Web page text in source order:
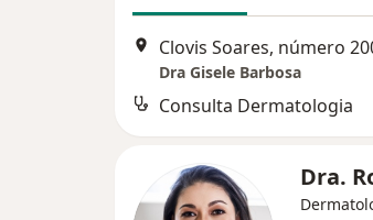
Dra Gisele Barbosa
Consulta Dermatologia
Dra.